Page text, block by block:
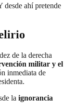
desde ahí pretende
de la derecha
militar y el
inmediata de
la ignorancia